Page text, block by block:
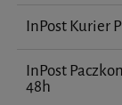
InPost Kurier
InPost
48h